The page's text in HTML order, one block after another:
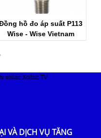
hồ đo áp suất P113
Wise - Wise Vietnam
xoilac Xoilac TV
VÀ DỊCH VỤ TĂNG